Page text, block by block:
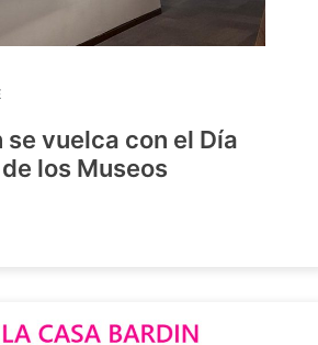
vuelca con el Día
los Museos